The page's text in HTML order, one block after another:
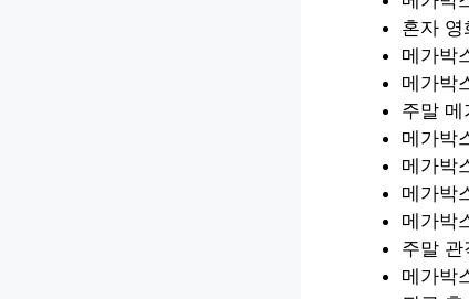
혼자
메가박
메가박
주말 메
메가박
메가박
메가박
메가박
주말 관
메가박